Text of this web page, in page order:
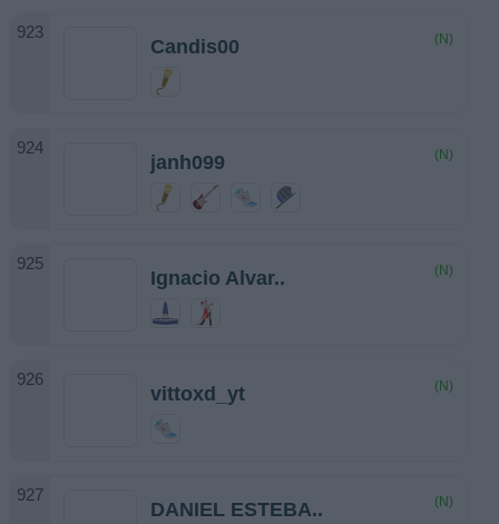
Candis00 (N)
janh099 (N)
Ignacio Alvar.. (N)
vittoxd_yt (N)
DANIEL ESTEBA.. (N)